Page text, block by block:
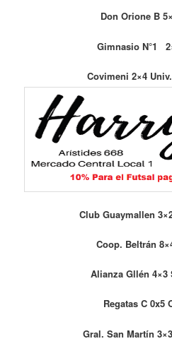
Don Orione B
Gimnasio N°1
Covimeni 2×4
Club Guaymallen
Coop. Beltrán
Alianza Gllén 4×3
Regatas C 0x5
Gral. San Martín